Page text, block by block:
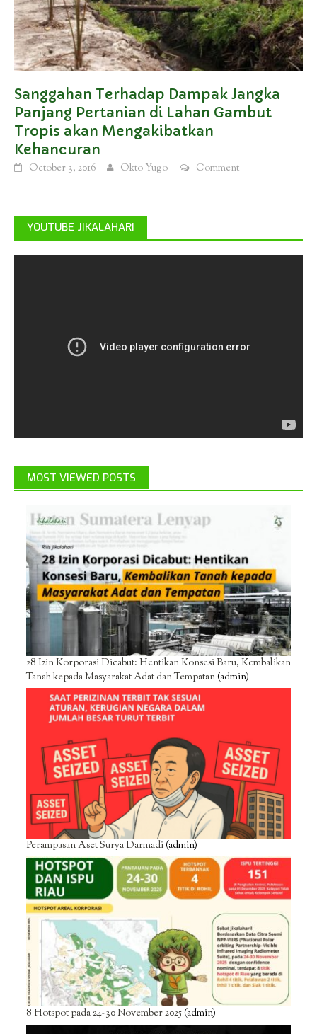
Sanggahan Terhadap Dampak Jangka
Panjang Pertanian di Lahan Gambut
Tropis akan Mengakibatkan
Kehancuran
October 3, 2016 Okto Yugo Comment
YOUTUBE JIKALAHARI
MOST VIEWED POSTS
28 Izin Korporasi Dicabut: Hentikan Konsesi Baru, Kembalikan
Tanah kepada Masyarakat Adat dan Tempatan(admin)
Perampasan Aset Surya Darmadi(admin)
8 Hotspot pada 24-30 November 2025(admin)